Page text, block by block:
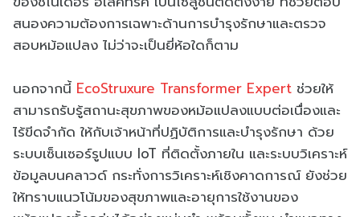
สนองความต้องการเฉพาะด้านการบำรุงรักษาและตรวจ
สอบหม้อแปลง ไม่ว่าจะเป็นยี่ห้อใดก็ตาม
นอกจากนี้ EcoStruxure Transformer Expert ช่วยให้
สามารถรับรู้สถานะสุขภาพของหม้อแปลงแบบต่อเนื่องและ
ไร้ขีดจำกัด ให้กับเจ้าหน้าที่ปฏิบัติการและบำรุงรักษา ด้วย
ระบบเซ็นเซอร์รูปแบบ IoT ที่ติดตั้งภายใน และระบบวิเคราะห์
ข้อมูลบนคลาวด์ กระทั่งการวิเคราะห์เชิงคาดการณ์ ยังช่วย
ให้ทราบแนวโน้มของสุขภาพและอายุการใช้งานของ